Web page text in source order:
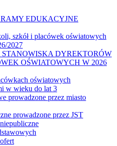
EDUKACYJNE
szkół i placówek oświatowych
2027
DYREKTORÓW
OŚWIATOWYCH W 2026
oświatowych
w wieku do lat 3
prowadzone przez miasto
prowadzone przez JST